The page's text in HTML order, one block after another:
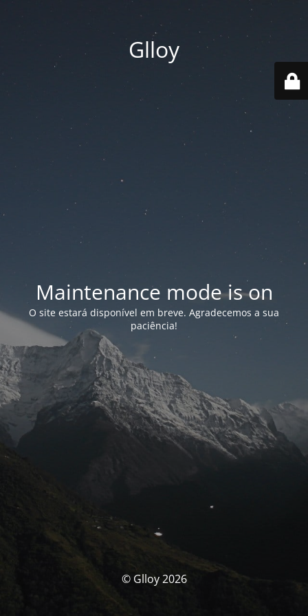
Glloy
Maintenance mode is on
O site estará disponível em breve. Agradecemos a sua
paciência!
© Glloy 2026